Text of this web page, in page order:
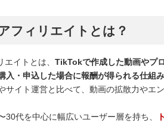
フィリエイトとは？
エイトとは、 TikTokで作成した動画やプ
入・申込した場合に報酬が得られる仕組み
サイト運営と比べて、動画の拡散力やエ
30代を中心に幅広いユーザー層を持ち、